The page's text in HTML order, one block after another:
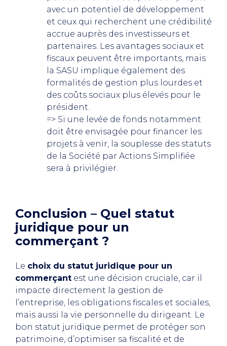
avec un potentiel de développement
et ceux qui recherchent une crédibilité
accrue auprès des investisseurs et
partenaires. Les avantages sociaux et
fiscaux peuvent être importants, mais
la SASU implique également des
formalités de gestion plus lourdes et
des coûts sociaux plus élevés pour le
président.
=> Si une levée de fonds notamment
doit être envisagée pour financer les
projets à venir, la souplesse des statuts
de la Société par Actions Simplifiée
sera à privilégier.
Conclusion – Quel statut
juridique pour un
commerçant ?
Le choix du statut juridique pour un
commerçant est une décision cruciale, car il
impacte directement la gestion de
l’entreprise, les obligations fiscales et sociales,
mais aussi la vie personnelle du dirigeant. Le
bon statut juridique permet de protéger son
patrimoine, d’optimiser sa fiscalité et de